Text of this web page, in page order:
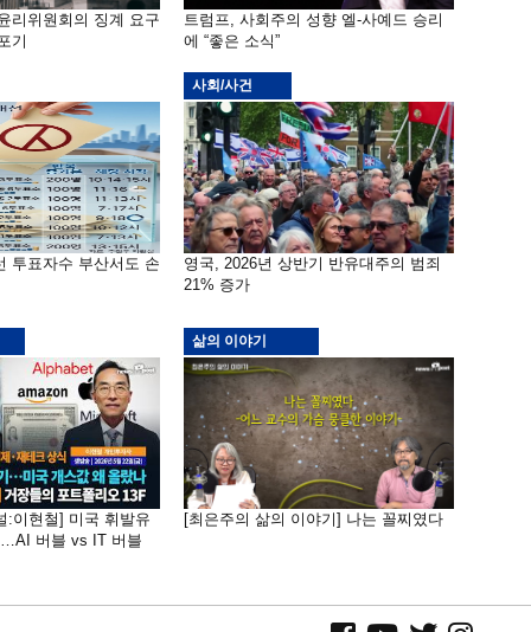
리위원회의 징계 요구
기
트럼프, 사회주의 성향 엘-사예드 승리
에 “좋은 소식”
투표자수 부산서도 손
사회/사건
영국, 2026년 상반기 반유대주의 범죄
21% 증가
:이현철] 미국 휘발유
버블 vs IT 버블
삶의 이야기
[최은주의 삶의 이야기] 나는 꼴찌였다